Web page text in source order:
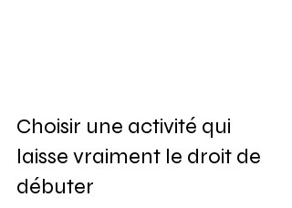
Choisir une activité qui
laisse vraiment le droit de
débuter